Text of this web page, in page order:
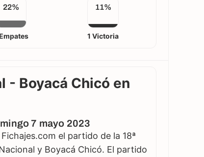
22% 11%
1 Victoria
- Boyacá Chicó en
7 mayo 2023
el partido de la 18ª
y Boyacá Chicó. El partido